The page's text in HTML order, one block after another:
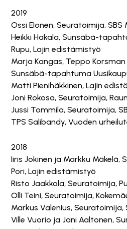
2019
Ossi Elonen, Seuratoimija, SBS
Heikki Hakala, Sunsäbä-
Rupu, Lajin edistämistyö
Marja Kangas, Teppo
Sunsäbä-tapahtuma
Matti Pienihäkkinen, Lajin
Joni Rokosa, Seuratoimija,
Jussi Tommila, Seuratoimija,
TPS Salibandy, Vuoden
2018
Iiris Jokinen ja Markku
Pori, Lajin edistämistyö
Risto Jaakkola, Seuratoimija,
Olli Teini, Seuratoimija,
Markus Valenius, Seuratoimija,
Ville Vuorio ja Jani Aaltonen,